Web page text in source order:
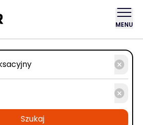
MENU
Szukaj